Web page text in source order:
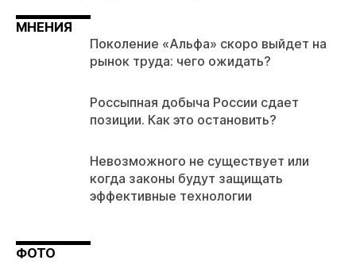
МНЕНИЯ
Поколение «Альфа» скоро выйдет на
рынок труда: чего ожидать?
Россыпная добыча России сдает
позиции. Как это остановить?
Невозможного не существует или
когда законы будут защищать
эффективные технологии
ФОТО